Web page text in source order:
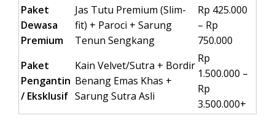
Paket
Dewasa
Premium
Jas Tutu Premium (Slim-
fit) + Paroci + Sarung
Tenun Sengkang
Rp 425.000
– Rp
750.000
Paket
Pengantin
/ Eksklusif
Kain Velvet/Sutra + Bordir
Benang Emas Khas +
Sarung Sutra Asli
Rp
1.500.000 –
Rp
3.500.000+